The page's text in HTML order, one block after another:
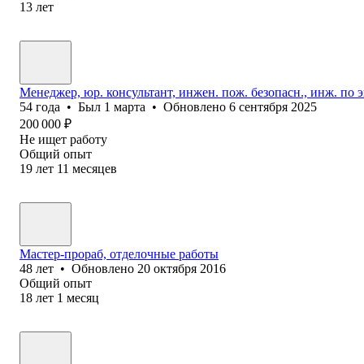
13 лет
Менеджер, юр. консультант, инжен. пож. безопасн., инж. по
54 года • Был 1 марта • Обновлено 6 сентября 2025
200 000 ₽
Не ищет работу
Общий опыт
19 лет 11 месяцев
Мастер-прораб, отделочные работы
48 лет • Обновлено 20 октября 2016
Общий опыт
18 лет 1 месяц